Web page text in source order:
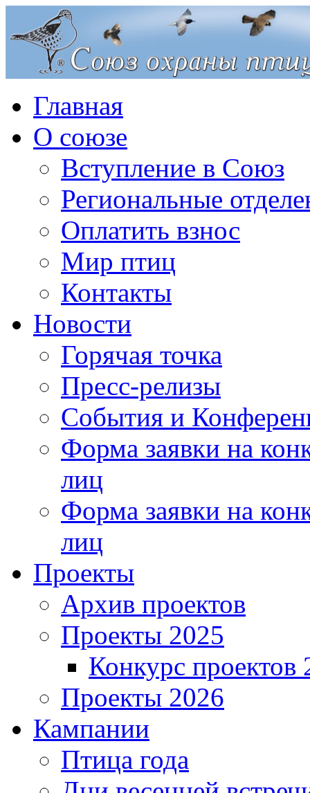
Главная
О союзе
Вступление в Союз
Региональные
Оплатить взнос
Мир птиц
Контакты
Новости
Горячая точка
Пресс-релизы
События и
Форма заявки на
лиц
Форма заявки на
лиц
Проекты
Архив проектов
Проекты 2025
Конкурс проектов
Проекты 2026
Кампании
Птица года